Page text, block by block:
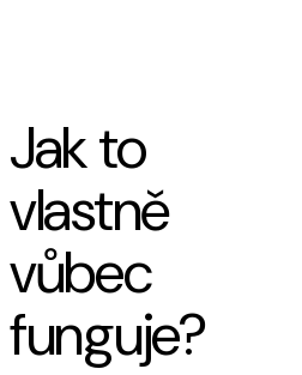
Jak to
vlastně
vůbec
funguje?